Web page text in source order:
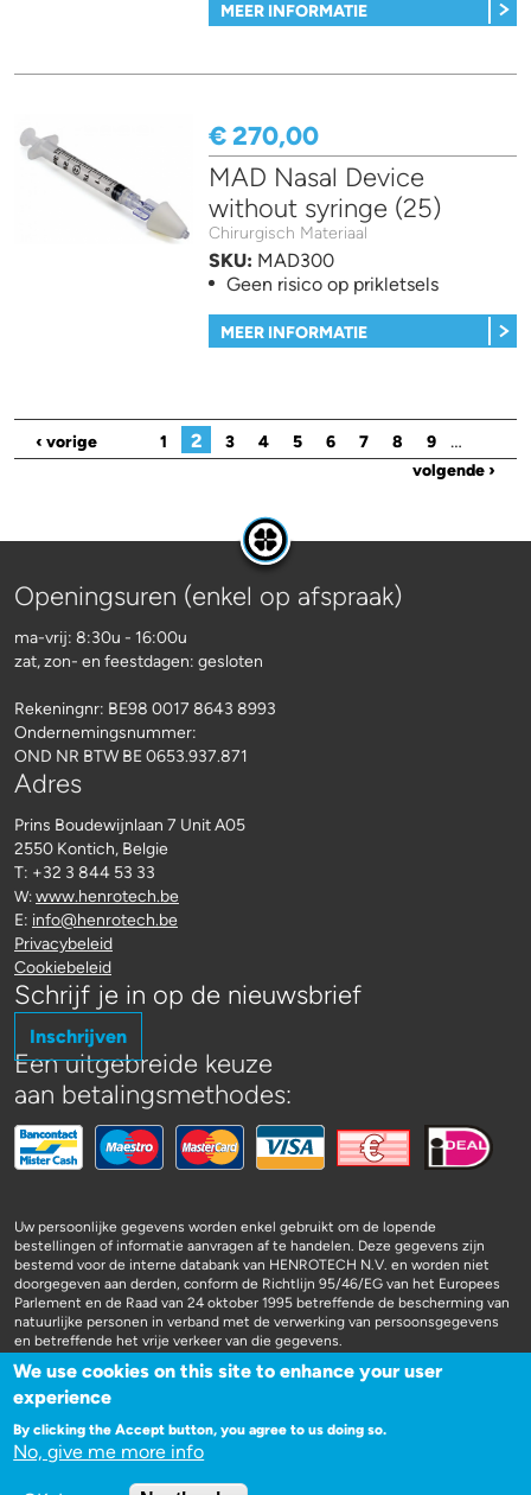
MEER INFORMATIE
€ 270,00
MAD Nasal Device
without syringe (25)
Chirurgisch Materiaal
SKU: MAD300
Geen risico op prikletsels
MEER INFORMATIE
Pagina's
‹ vorige 1 2 3 4 5 6 7 8 9 …
volgende ›
Openingsuren (enkel op afspraak)
ma-vrij: 8:30u - 16:00u
zat, zon- en feestdagen: gesloten
Rekeningnr: BE98 0017 8643 8993
Ondernemingsnummer:
OND NR BTW BE 0653.937.871
Adres
Prins Boudewijnlaan 7 Unit A05
2550 Kontich, Belgie
T: +32 3 844 53 33
W: www.henrotech.be
E: info@henrotech.be
Privacybeleid
Cookiebeleid
Schrijf je in op de nieuwsbrief
Inschrijven
Een uitgebreide keuze
aan betalingsmethodes:
Uw persoonlijke gegevens worden enkel gebruikt om de lopende
bestellingen of informatie aanvragen af te handelen. Deze gegevens zijn
bestemd voor de interne databank van HENROTECH N.V. en worden niet
doorgegeven aan derden, conform de Richtlijn 95/46/EG van het Europees
Parlement en de Raad van 24 oktober 1995 betreffende de bescherming van
natuurlijke personen in verband met de verwerking van persoonsgegevens
en betreffende het vrije verkeer van die gegevens.
We use cookies on this site to enhance your user
experience
By clicking the Accept button, you agree to us doing so.
No, give me more info